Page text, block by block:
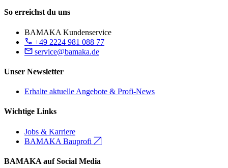
So erreichst du uns
BAMAKA Kundenservice
+49 2224 981 088 77
service@bamaka.de
Unser Newsletter
Erhalte aktuelle Angebote & Profi-News
Wichtige Links
Jobs & Karriere
BAMAKA Bauprofi
BAMAKA auf Social Media